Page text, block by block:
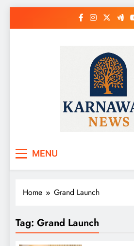
MENU
Home Grand Launch
Tag: Grand Launch